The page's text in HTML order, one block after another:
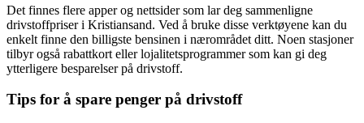
Det finnes flere apper og nettsider som lar deg sammenligne
drivstoffpriser i Kristiansand. Ved å bruke disse verktøyene kan du
enkelt finne den billigste bensinen i nærområdet ditt. Noen stasjoner
tilbyr også rabattkort eller lojalitetsprogrammer som kan gi deg
ytterligere besparelser på drivstoff.
Tips for å spare penger på drivstoff